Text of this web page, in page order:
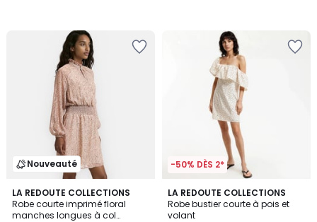
Nouveauté
LA REDOUTE COLLECTIONS
Robe courte imprimé floral
manches longues à col
-50% DÈS 2*
LA REDOUTE COLLECTIONS
Robe bustier courte à pois et
volant
4
/
5